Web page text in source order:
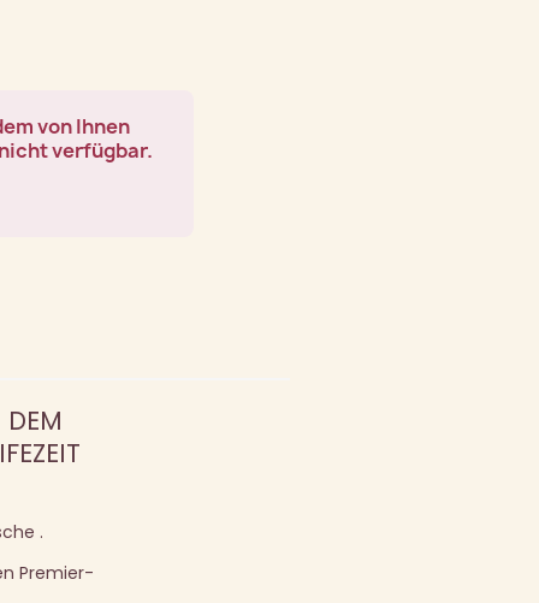
von Ihnen
verfügbar.
.
Premier-